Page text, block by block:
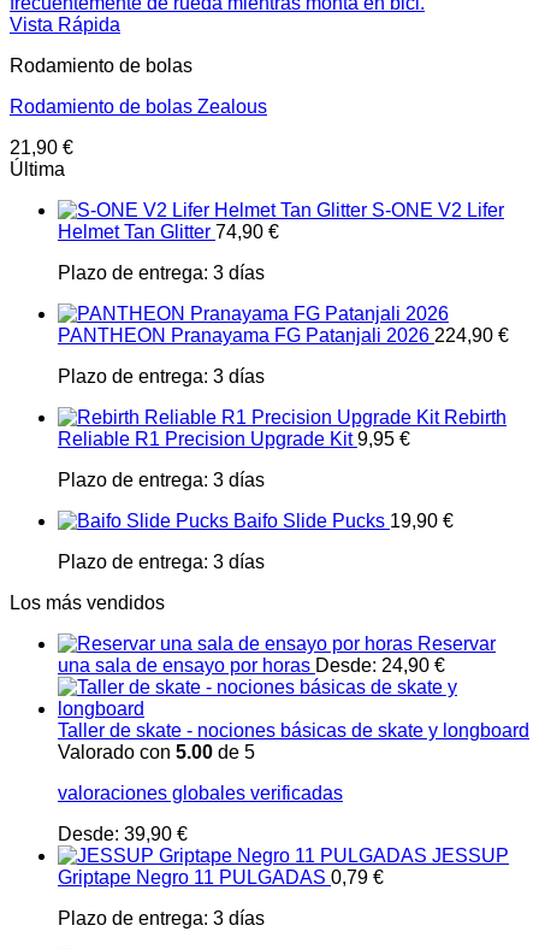
Vista Rápida
Rodamiento de bolas
Rodamiento de bolas Zealous
21,90 €
Última
S-ONE V2 Lifer
Helmet Tan Glitter 74,90 €
Plazo de entrega: 3 días
PANTHEON Pranayama FG Patanjali 2026 224,90 €
Plazo de entrega: 3 días
Rebirth
Reliable R1 Precision Upgrade Kit 9,95 €
Plazo de entrega: 3 días
Baifo Slide Pucks 19,90 €
Plazo de entrega: 3 días
Los más vendidos
Reservar
una sala de ensayo por horas Desde: 24,90 €
Taller de skate - nociones básicas de skate y longboard
Valorado con 5.00 de 5
valoraciones globales verificadas
Desde: 39,90 €
JESSUP
Griptape Negro 11 PULGADAS 0,79 €
Plazo de entrega: 3 días